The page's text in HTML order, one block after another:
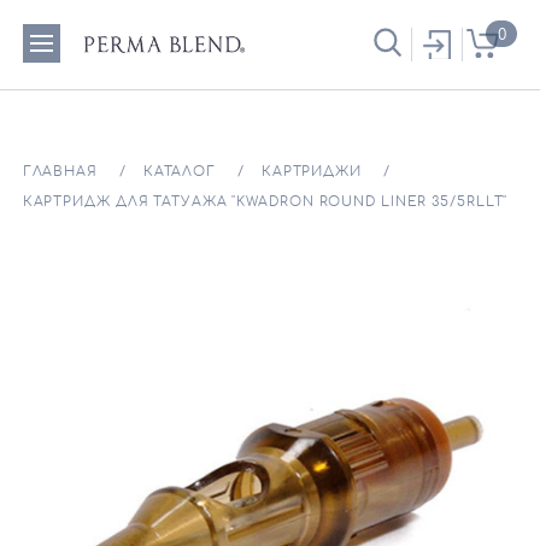
0
ГЛАВНАЯ КАТАЛОГ КАРТРИДЖИ
КАРТРИДЖ ДЛЯ ТАТУАЖА "KWADRON ROUND LINER 35/5RLLT"